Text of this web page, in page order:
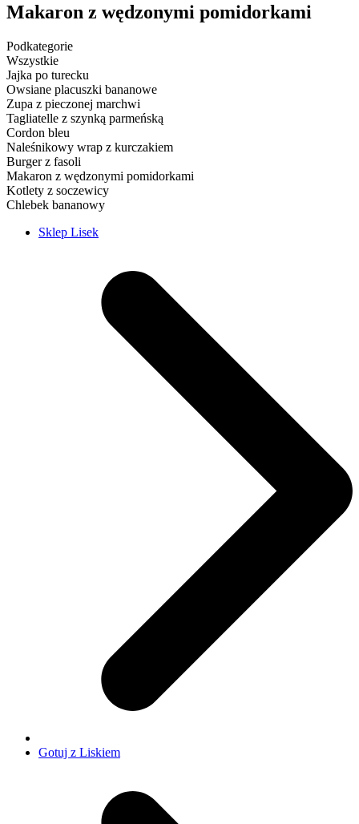
Makaron z wędzonymi pomidorkami
Podkategorie
Wszystkie
Jajka po turecku
Owsiane placuszki bananowe
Zupa z pieczonej marchwi
Tagliatelle z szynką parmeńską
Cordon bleu
Naleśnikowy wrap z kurczakiem
Burger z fasoli
Makaron z wędzonymi pomidorkami
Kotlety z soczewicy
Chlebek bananowy
Sklep Lisek
Gotuj z Liskiem